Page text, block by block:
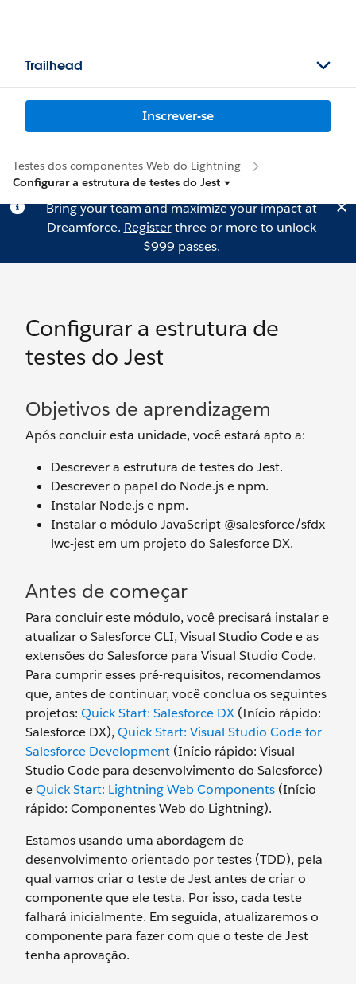
Trailhead
Inscrever-se
Testes dos componentes Web do Lightning
Configurar a estrutura de testes do Jest
Bring your team and maximize your impact at
Dreamforce. Registerthree or more to unlock
$999 passes.
Configurar a estrutura de
testes do Jest
Objetivos de aprendizagem
Após concluir esta unidade, você estará apto a:
Descrever a estrutura de testes do Jest.
Descrever o papel do Node.js e npm.
Instalar Node.js e npm.
Instalar o módulo JavaScript @salesforce/sfdx-
lwc-jest em um projeto do Salesforce DX.
Antes de começar
Para concluir este módulo, você precisará instalar e
atualizar o Salesforce CLI, Visual Studio Code e as
extensões do Salesforce para Visual Studio Code.
Para cumprir esses pré-requisitos, recomendamos
que, antes de continuar, você conclua os seguintes
projetos: Quick Start: Salesforce DX (Início rápido:
Salesforce DX), Quick Start: Visual Studio Code for
Salesforce Development (Início rápido: Visual
Studio Code para desenvolvimento do Salesforce)
eQuick Start: Lightning Web Components (Início
rápido: Componentes Web do Lightning).
Estamos usando uma abordagem de
desenvolvimento orientado por testes (TDD), pela
qual vamos criar o teste de Jest antes de criar o
componente que ele testa. Por isso, cada teste
falhará inicialmente. Em seguida, atualizaremos o
componente para fazer com que o teste de Jest
tenha aprovação.